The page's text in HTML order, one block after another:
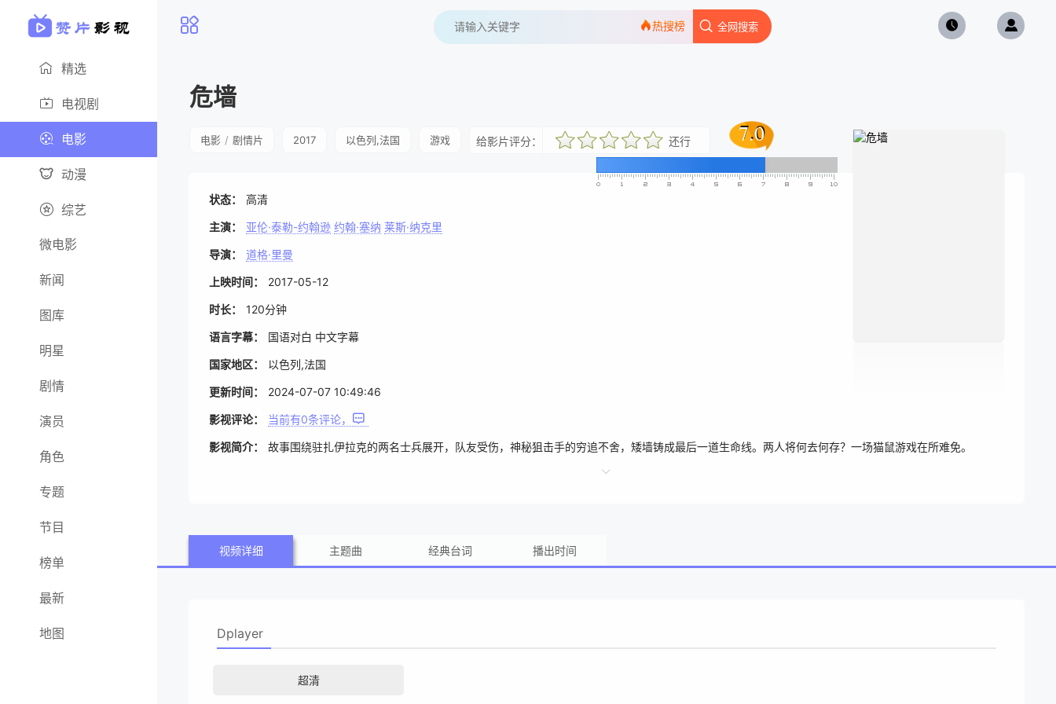
精选
电视剧
电影
动漫
综艺
微电影
新闻
图库
明星
剧情
演员
角色
专题
节目
榜单
最新
地图
全网搜索
热搜榜
7.0
7.0
危墙
电影 / 剧情片 2017 以色列,法国 游戏 给影片评分：
很差较差还行 推荐力荐 还行
状态： 高清
主演： 亚伦·泰勒-约翰逊 约翰·塞纳 莱斯·纳克里
导演： 道格·里曼
上映时间： 2017-05-12
时长： 120分钟
语言字幕： 国语对白 中文字幕
国家地区： 以色列,法国
更新时间： 2024-07-07 10:49:46
影视评论： 当前有0条评论，
影视简介： 故事围绕驻扎伊拉克的两名士兵展开，队友受伤，神秘狙击手的穷追不舍，矮墙铸成最后一道生命线。两人将何去何存？一场猫鼠游戏在所难免。
视频详细 主题曲 经典台词 播出时间
Dplayer
超清